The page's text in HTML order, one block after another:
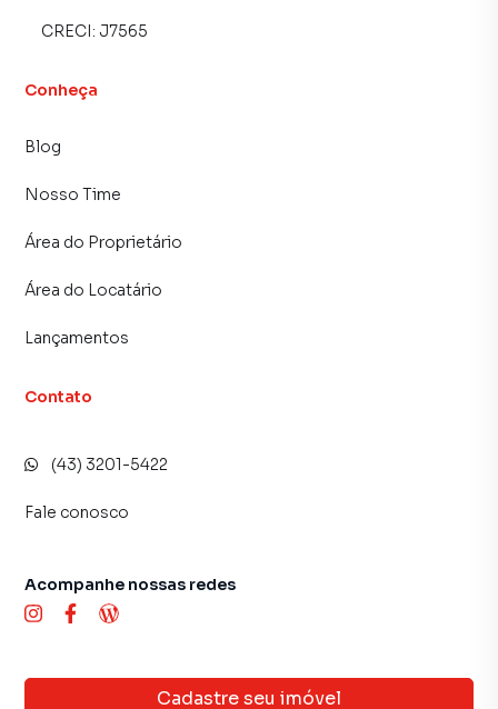
CRECI: J7565
Conheça
Blog
Nosso Time
Área do Proprietário
Área do Locatário
Lançamentos
Contato
(43) 3201-5422
Fale conosco
Cadastre seu imóvel
Acompanhe nossas redes